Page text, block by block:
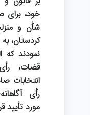
خود، برای
شأن و
کردستان،
نمودند که
قضات،
انتخابات
رأی
مورد تأیید